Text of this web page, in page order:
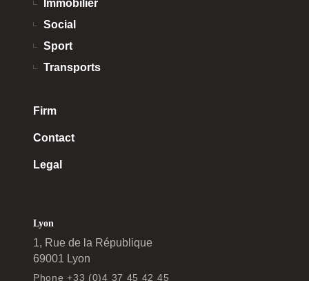
Immobilier
Social
Sport
Transports
Firm
Contact
Legal
Lyon
1, Rue de la République
69001 Lyon
Phone +33 (0)4 37 45 42 45